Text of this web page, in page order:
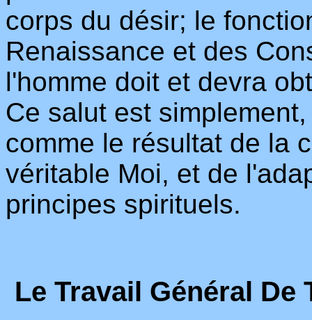
corps du désir; le
Renaissance et des
l'homme doit et devra
Ce salut est
comme le résultat de la
véritable Moi, et de
principes spirituels.
Le Travail Général